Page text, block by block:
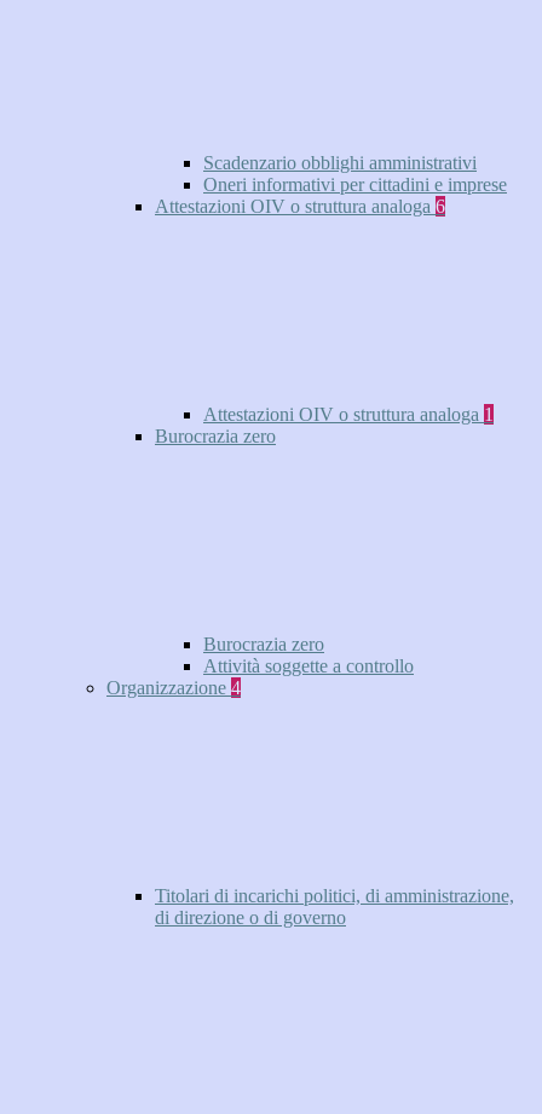
Scadenzario obblighi amministrativi
Oneri informativi per cittadini e imprese
Attestazioni OIV o struttura analoga 6
Attestazioni OIV o struttura analoga 1
Burocrazia zero
Burocrazia zero
Attività soggette a controllo
Organizzazione 4
Titolari di incarichi politici, di amministrazione,
di direzione o di governo